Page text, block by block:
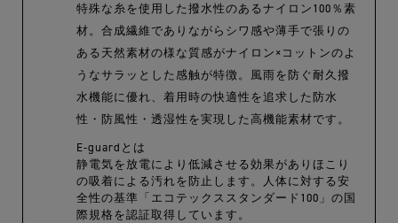
特殊な糸を使用した撥水性のあるナイロン100％素
材。合成繊維でありながらシワ感や薄手で張りの
ある天然素材の様な質感がナイロン×コットンのよ
うなサラッとした感触が特徴。風雨を防ぐ耐久撥
水機能に優れ、着用時の快適性を追求した防水
性・防風性・透湿性を実現した高機能素材です。
E-guardとは
静電気を放電により低減させる効果がありほこり
の吸着による汚れを防止します。人体に対する安
全性の基準「エコテックススタンダード100」の国
際規格を認証取得しています。